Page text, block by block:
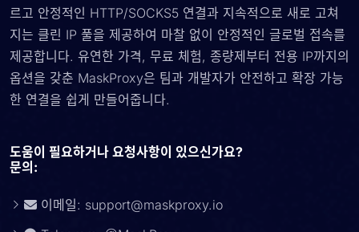
르고 안정적인 HTTP/SOCKS5 연결과 지속적으로 새로 고쳐
지는 클린 IP 풀을 제공하여 마찰 없이 안정적인 글로벌 접속를
제공합니다. 유연한 가격, 무료 체험, 종량제부터 전용 IP까지의
옵션을 갖춘 MaskProxy은 팀과 개발자가 안전하고 확장 가능
한 연결을 쉽게 만들어줍니다.
도움이 필요하거나 요청사항이 있으신가요?
문의:
이메일: support@maskproxy.io